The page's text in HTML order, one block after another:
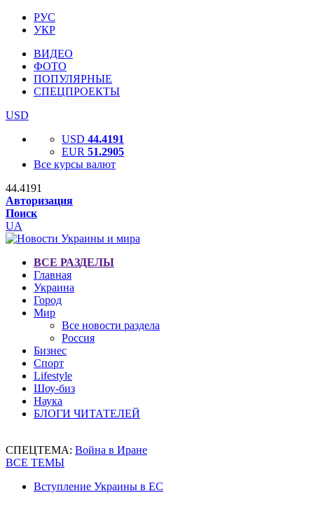
РУС
УКР
ВИДЕО
ФОТО
ПОПУЛЯРНЫЕ
СПЕЦПРОЕКТЫ
USD
USD 44.4191
EUR 51.2905
Все курсы валют
44.4191
Авторизация
Поиск
UA
ВСЕ РАЗДЕЛЫ
Главная
Украина
Город
Мир
Все новости раздела
Россия
Бизнес
Спорт
Lifestyle
Шоу-биз
Наука
БЛОГИ ЧИТАТЕЛЕЙ
СПЕЦТЕМА: Война в Иране
ВСЕ ТЕМЫ
Вступление Украины в ЕС